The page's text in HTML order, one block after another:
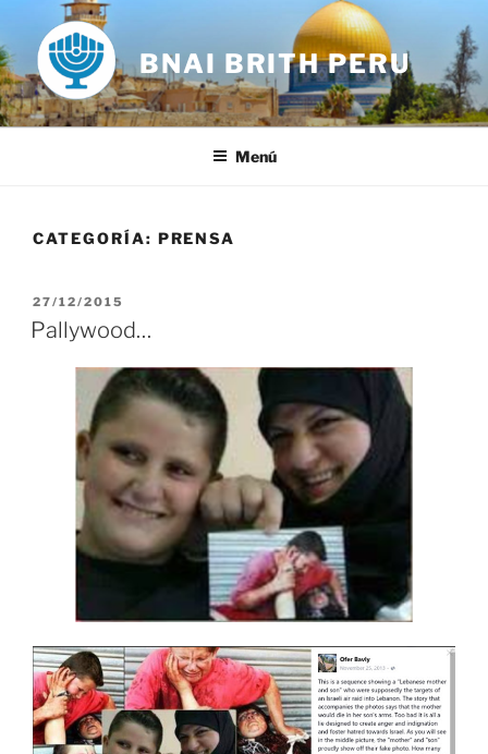
contenido
BNAI BRITH PERU
Menú
CATEGORÍA: PRENSA
PUBLICADO
EL
27/12/2015
Pallywood…